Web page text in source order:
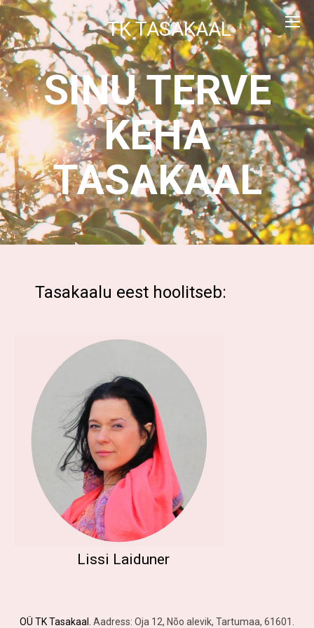
TK TASAKAAL
SINU TERVE
KEHA
TASAKAAL
Tasakaalu eest hoolitseb:
Lissi Laiduner
OÜ TK Tasakaal. Aadress: Oja 12, Nõo alevik, Tartumaa, 61601.